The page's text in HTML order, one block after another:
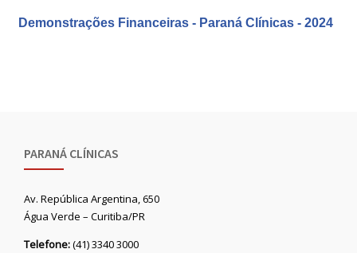
Demonstrações Financeiras - Paraná Clínicas - 2024
PARANÁ CLÍNICAS
Av. República Argentina, 650
Água Verde – Curitiba/PR
Telefone:(41) 3340 3000